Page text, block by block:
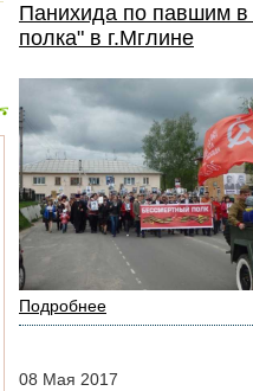
Панихида по павшим в
полка" в г.Мглине
Подробнее
08 Мая 2017